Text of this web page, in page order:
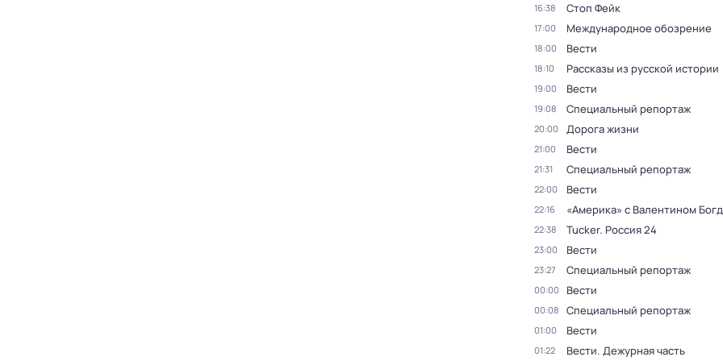
16:38 Стоп Фейк
17:00 Международное обозрение
18:00 Вести
18:10 Рассказы из русской истории
19:00 Вести
19:08 Специальный репортаж
20:00 Дорога жизни
21:00 Вести
21:31 Специальный репортаж
22:00 Вести
22:16 «Америка» с Валентином
22:38 Tucker. Россия 24
23:00 Вести
23:27 Специальный репортаж
00:00 Вести
00:08 Специальный репортаж
01:00 Вести
01:22 Вести. Дежурная часть